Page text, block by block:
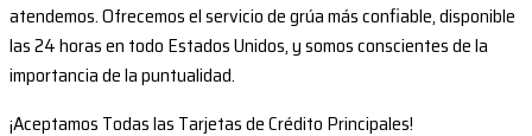
atendemos. Ofrecemos el servicio de grúa más confiable, disponible
las 24 horas en todo Estados Unidos, y somos conscientes de la
importancia de la puntualidad.
¡Aceptamos Todas las Tarjetas de Crédito Principales!